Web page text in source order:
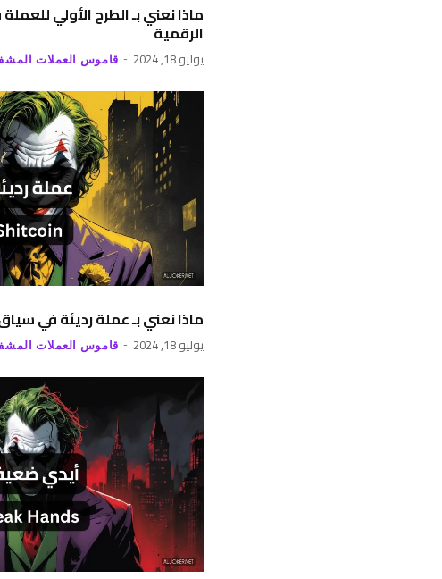
ماذا نعني بـ الطرح الأولي
الرقمية
يوليو 18, 2024 قاموس العملات
ماذا نعني بـ عملة رديئة في
يوليو 18, 2024 قاموس العملات